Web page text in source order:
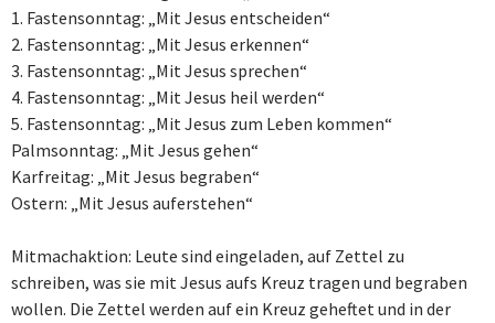
1. Fastensonntag: „Mit Jesus entscheiden“
2. Fastensonntag: „Mit Jesus erkennen“
3. Fastensonntag: „Mit Jesus sprechen“
4. Fastensonntag: „Mit Jesus heil werden“
5. Fastensonntag: „Mit Jesus zum Leben kommen“
Palmsonntag: „Mit Jesus gehen“
Karfreitag: „Mit Jesus begraben“
Ostern: „Mit Jesus auferstehen“
Mitmachaktion: Leute sind eingeladen, auf Zettel zu
schreiben, was sie mit Jesus aufs Kreuz tragen und begraben
wollen. Die Zettel werden auf ein Kreuz geheftet und in der